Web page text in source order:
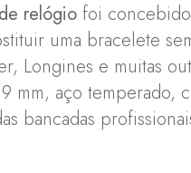
relógio foi
uma bracelete
Longines e muitas
aço temperado,
bancadas